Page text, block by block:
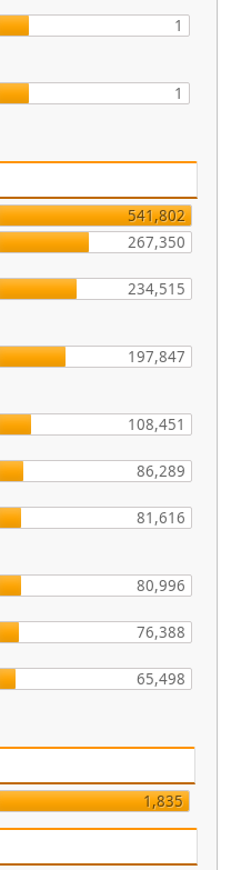
1
1
541,802
267,350
234,515
197,847
108,451
86,289
81,616
80,996
76,388
65,498
1,835